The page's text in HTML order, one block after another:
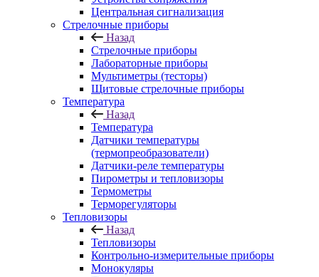
Центральная сигнализация
Стрелочные приборы
Назад
Стрелочные приборы
Лабораторные приборы
Мультиметры (тесторы)
Щитовые стрелочные приборы
Температура
Назад
Температура
Датчики температуры
(термопреобразователи)
Датчики-реле температуры
Пирометры и тепловизоры
Термометры
Терморегуляторы
Тепловизоры
Назад
Тепловизоры
Контрольно-измерительные приборы
Монокуляры